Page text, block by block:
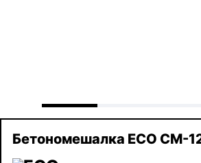
Бетономешалка ECO CM-